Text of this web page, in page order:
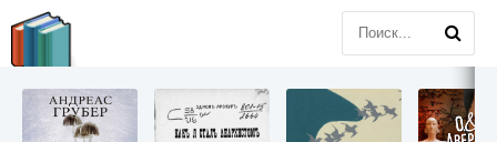
LITMIR.ORG